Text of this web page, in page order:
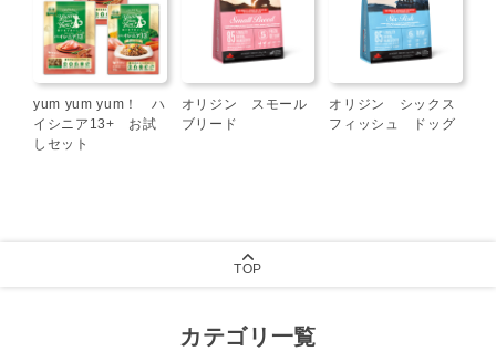
yum yum yum！ ハ
イシニア13+ お試
しセット
オリジン スモール
ブリード
オリジン シックス
フィッシュ ドッグ
TOP
カテゴリ一覧